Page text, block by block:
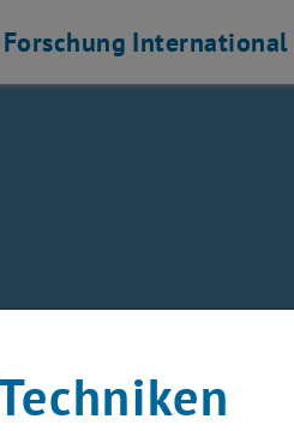
Forschung International